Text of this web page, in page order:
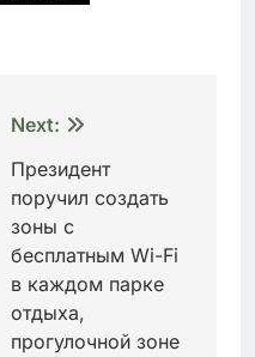
Next:
Президент
поручил создать
зоны с
бесплатным Wi-Fi
в каждом парке
отдыха,
прогулочной зоне